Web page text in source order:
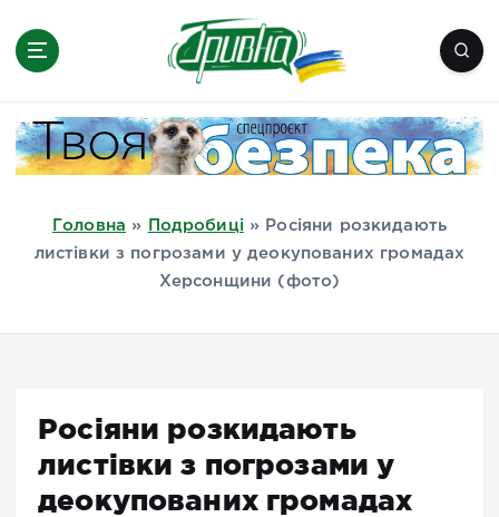
Миколаїв, Одеса, Мелітополь
Головна » Подробиці »
Росіяни розкидають
листівки з погрозами у деокупованих громадах
Херсонщини (фото)
Росіяни розкидають
листівки з погрозами у
деокупованих громадах